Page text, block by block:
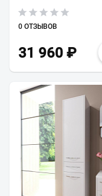
0 ОТЗЫВОВ
31 960 ₽